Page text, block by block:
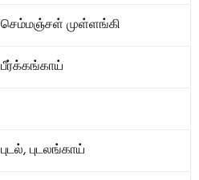
செம்மஞ்சள் முள்ளங்கி
பீர்க்கங்காய்
புடல், புடலங்காய்